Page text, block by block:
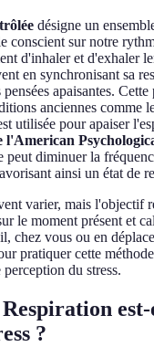
désigne un
conscient sur notre
d'inhaler et d'exhaler
en synchronisant sa
apaisantes. Cette
anciennes comme
utilisée pour apaiser
l'American
peut diminuer la
ainsi un état de
varier, mais l'objectif
le moment présent et
chez vous ou en
pratiquer cette
du stress.
?